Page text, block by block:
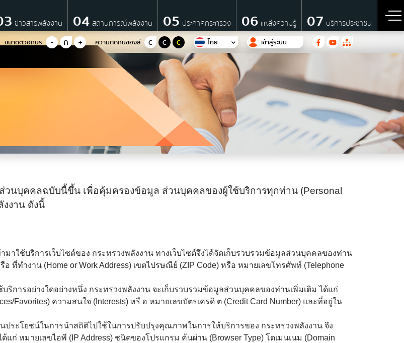
ข่าวสารพลังงาน 04 สถานการณ์พลังงาน 05 ประกาศกระทรวง 06 แหล่งความรู้ 07 บริการประชาชน
ขนาดตัวอักษร - ก + ความตัดกันของสี C C C ไทย เข้าสู่ระบบ
นโยบายพลังงาน
นโยบายด้านพลังงานของรัฐบาล
มติ ครม. ด้านพลังงาน
ยุทธศาสตร์กระทรวงพลังงาน
มาตรการส่งเสริมที่สำคัญ
มติคณะ กพช./กบง.
วนบุคคลฉบับนี้ขึ้น เพื่อคุ้มครองข้อมูล ส่วนบุคคลของผู้ใช้บริการทุกท่าน (Personal
งงาน ดังนี้
าใช้บริการเว็บไซต์ของ กระทรวงพลังงาน ทางเว็บไซต์จึงได้จัดเก็บรวบรวมข้อมูลส่วนบุคคลของท่าน
อ ที่ทำงาน (Home or Work Address) เขตไปรษณีย์ (ZIP Code) หรือ หมายเลขโทรศัพท์ (Telephone
การอย่างใดอย่างหนึ่ง กระทรวงพลังงาน จะเก็บรวบรวมข้อมูลส่วนบุคคลของท่านเพิ่มเติม ได้แก่
Favorites) ความสนใจ (Interests) หรื อ หมายเลขบัตรเครดิ ต (Credit Card Number) และที่อยู่ใน
ระโยชน์ในการนำสถิติไปใช้ในการปรับปรุงคุณภาพในการให้บริการของ กระทรวงพลังงาน จึง
แก่ หมายเลขไอพี (IP Address) ชนิดของโปรแกรม ค้นผ่าน (Browser Type) โดเมนเนม (Domain
การติดต่อ
เบอร์โทรศัพท์*
ข้อความ*